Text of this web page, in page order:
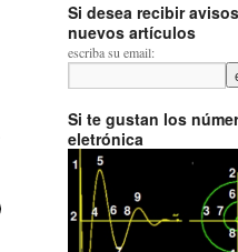
Si desea recibir
nuevos artículos
escriba su email:
Si te gustan los
eletrónica